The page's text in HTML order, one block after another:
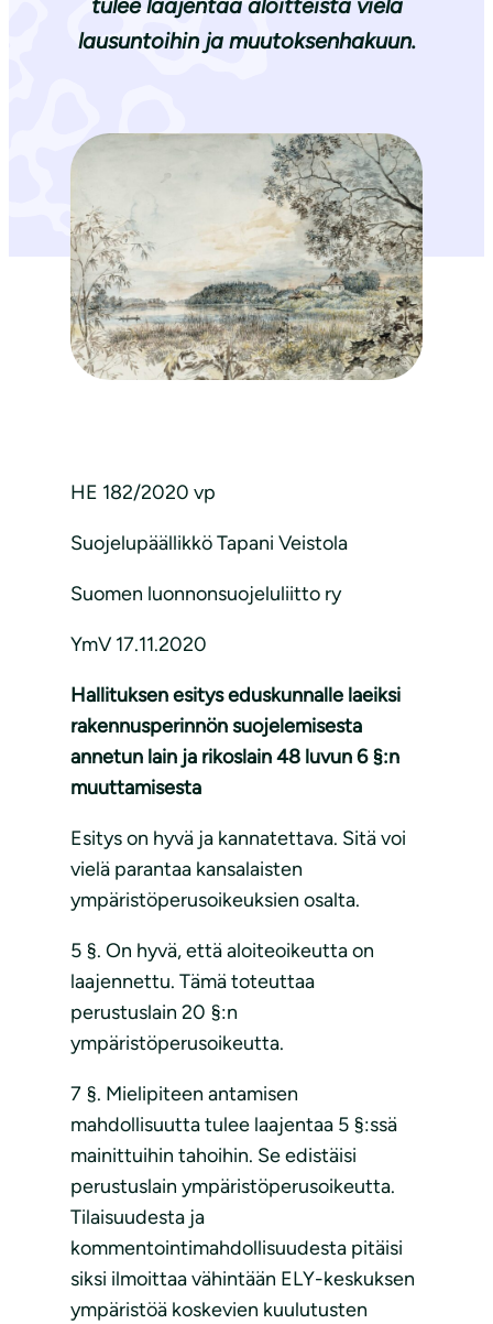
tulee laajentaa aloitteista vielä
lausuntoihin ja muutoksenhakuun.
HE 182/2020 vp
Suojelupäällikkö Tapani Veistola
Suomen luonnonsuojeluliitto ry
YmV 17.11.2020
Hallituksen esitys eduskunnalle laeiksi
rakennusperinnön suojelemisesta
annetun lain ja rikoslain 48 luvun 6 §:n
muuttamisesta
Esitys on hyvä ja kannatettava. Sitä voi
vielä parantaa kansalaisten
ympäristöperusoikeuksien osalta.
5 §. On hyvä, että aloiteoikeutta on
laajennettu. Tämä toteuttaa
perustuslain 20 §:n
ympäristöperusoikeutta.
7 §. Mielipiteen antamisen
mahdollisuutta tulee laajentaa 5 §:ssä
mainittuihin tahoihin. Se edistäisi
perustuslain ympäristöperusoikeutta.
Tilaisuudesta ja
kommentointimahdollisuudesta pitäisi
siksi ilmoittaa vähintään ELY-keskuksen
ympäristöä koskevien kuulutusten